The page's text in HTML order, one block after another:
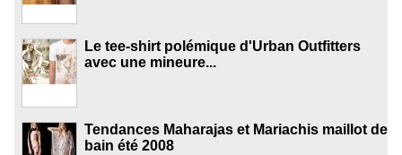
Le tee-shirt polémique d'Urban Outfitters
avec une mineure...
Tendances Maharajas et Mariachis maillot de
bain été 2008